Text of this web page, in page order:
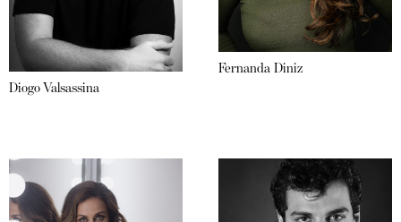
Diogo Valsassina
Fernanda Diniz